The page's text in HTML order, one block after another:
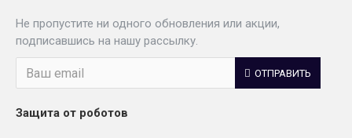
Не пропустите ни одного обновления или акции,
подписавшись на нашу рассылку.
ОТПРАВИТЬ
Защита от роботов